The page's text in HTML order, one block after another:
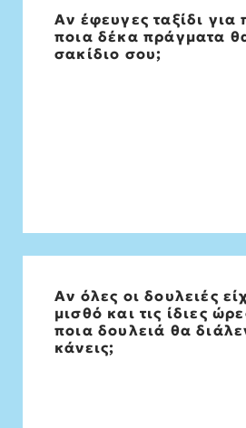
Αν έφευγες ταξίδι για
ποια δέκα πράγματα
σακίδιο σου;
Βιβλία, καπνό, στυλό,
Αν όλες οι δουλειές
μισθό και τις ίδιες
ποια δουλειά θα
κάνεις;